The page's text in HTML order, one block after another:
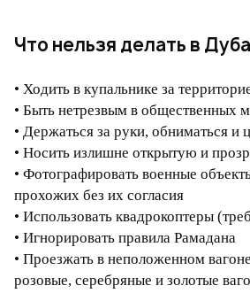
Что нельзя делать в
• Ходить в купальнике за
• Быть нетрезвым в общественных
• Держаться за руки, обниматься и
• Носить излишне открытую и
• Фотографировать военные
прохожих без их согласия
• Использовать квадрокоптеры
• Игнорировать правила Рамадана
• Проезжать в неположенном
розовые, серебряные и золотые